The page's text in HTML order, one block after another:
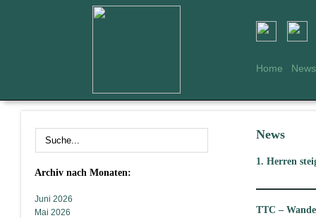
Home News
Archiv nach Monaten:
Juni 2026
Mai 2026
News
1. Herren
TTC –